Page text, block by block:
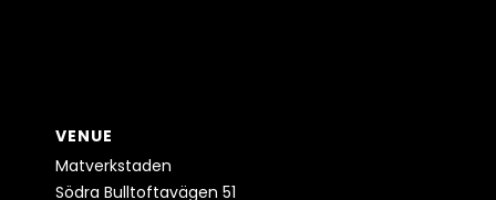
VENUE
Matverkstaden
Södra Bulltoftavägen 51